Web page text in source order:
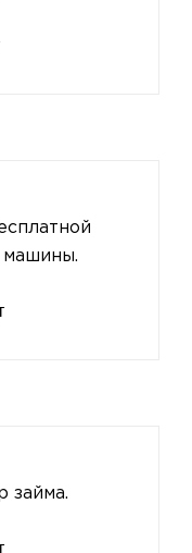
машины.
займа.